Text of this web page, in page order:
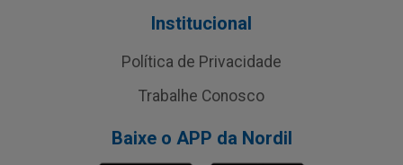
Institucional
Política de Privacidade
Trabalhe Conosco
Baixe o APP da Nordil